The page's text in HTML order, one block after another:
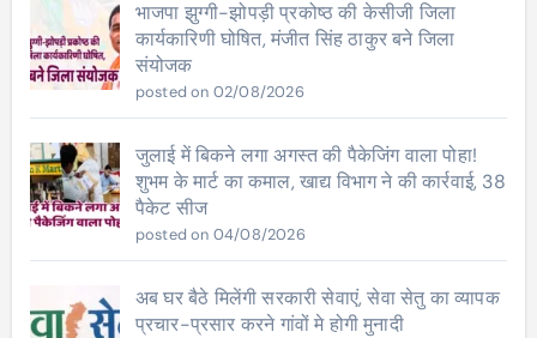
भाजपा झुग्गी-झोपड़ी प्रकोष्ठ की केसीजी जिला
कार्यकारिणी घोषित, मंजीत सिंह ठाकुर बने जिला
संयोजक
posted on 02/08/2026
जुलाई में बिकने लगा अगस्त की पैकेजिंग वाला पोहा!
शुभम के मार्ट का कमाल, खाद्य विभाग ने की कार्रवाई, 38
पैकेट सीज
posted on 04/08/2026
अब घर बैठे मिलेंगी सरकारी सेवाएं, सेवा सेतु का व्यापक
प्रचार-प्रसार करने गांवों मे होगी मुनादी